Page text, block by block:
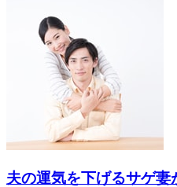
夫の運気を下げるサゲ妻